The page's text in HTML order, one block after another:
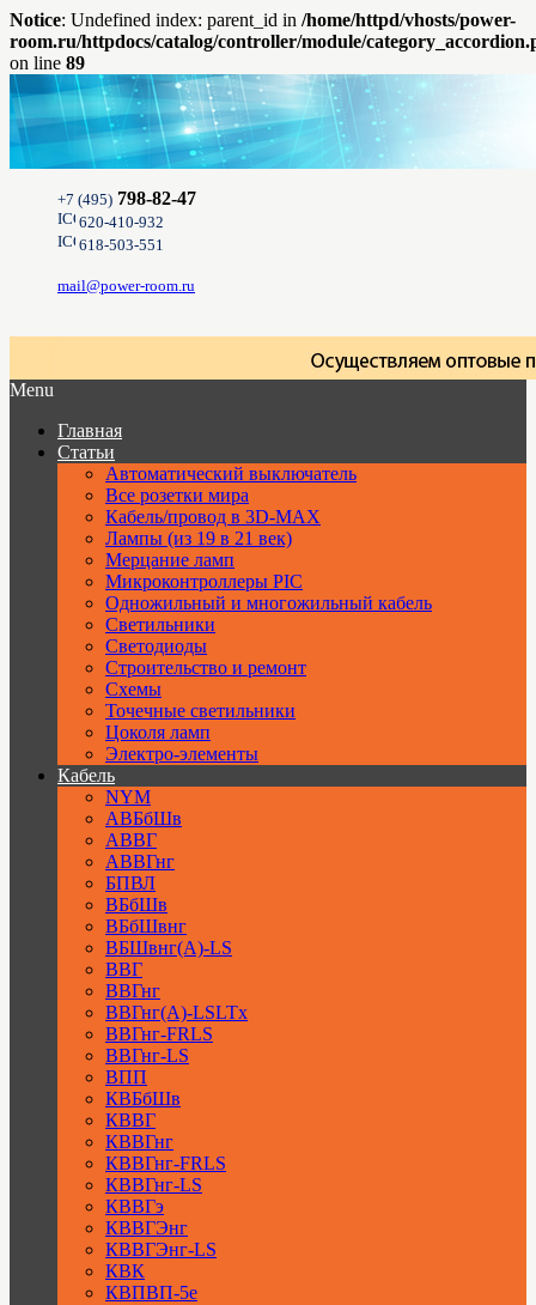
Notice: Undefined index: parent_id in /home/httpd/vhosts/power-
room.ru/httpdocs/catalog/controller/module/
on line 89
+7 (495) 798-82-47
620-410-932
618-503-551
mail@power-room.ru
Menu
Главная
Статьи
Автоматический выключатель
Все розетки мира
Кабель/провод в 3D-MAX
Лампы (из 19 в 21 век)
Мерцание ламп
Микроконтроллеры PIC
Одножильный и многожильный кабель
Светильники
Светодиоды
Строительство и ремонт
Схемы
Точечные светильники
Цоколя ламп
Электро-элементы
Кабель
NYM
АВБбШв
АВВГ
АВВГнг
БПВЛ
ВБбШв
ВБбШвнг
ВБШвнг(А)-LS
ВВГ
ВВГнг
ВВГнг(А)-LSLTx
ВВГнг-FRLS
ВВГнг-LS
ВПП
КВБбШв
КВВГ
КВВГнг
КВВГнг-FRLS
КВВГнг-LS
КВВГэ
КВВГЭнг
КВВГЭнг-LS
КВК
КВПВП-5е